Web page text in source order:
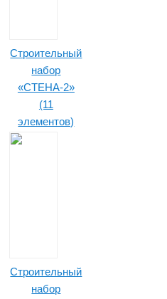
Строительный
набор
«СТЕНА-2»
(11
элементов)
Строительный
набор